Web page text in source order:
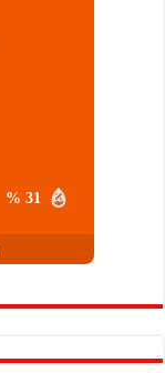
31 %